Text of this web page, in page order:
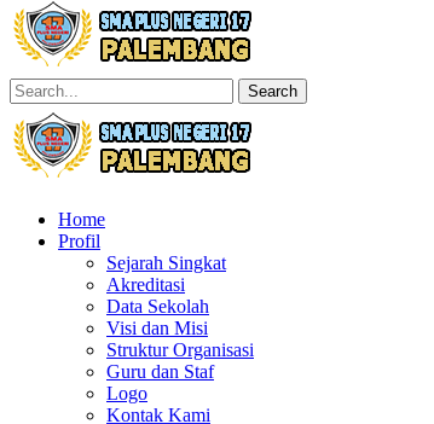
Search
Home
Profil
Sejarah Singkat
Akreditasi
Data Sekolah
Visi dan Misi
Struktur Organisasi
Guru dan Staf
Logo
Kontak Kami